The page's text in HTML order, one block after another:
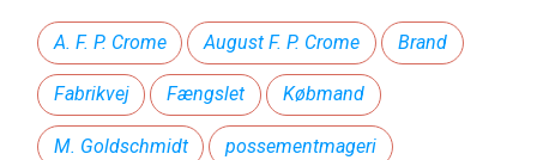
A. F. P. Crome August F. P. Crome Brand
Fabrikvej Fængslet Købmand
M. Goldschmidt possementmageri